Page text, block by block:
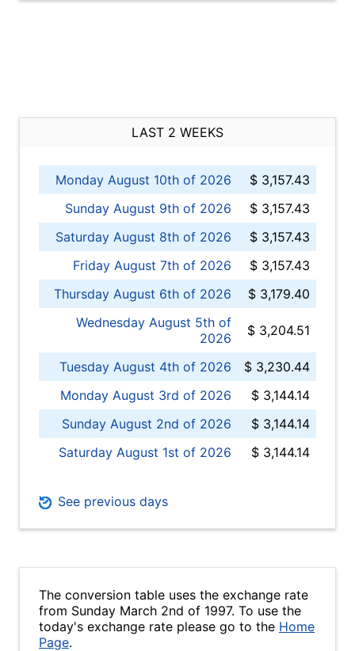
LAST 2 WEEKS
Monday August 10th of 2026
$ 3,157.43
Sunday August 9th of 2026
$ 3,157.43
Saturday August 8th of 2026
$ 3,157.43
Friday August 7th of 2026
$ 3,157.43
Thursday August 6th of 2026
$ 3,179.40
Wednesday August 5th of
2026
$ 3,204.51
Tuesday August 4th of 2026
$ 3,230.44
Monday August 3rd of 2026
$ 3,144.14
Sunday August 2nd of 2026
$ 3,144.14
Saturday August 1st of 2026
$ 3,144.14
See previous days
The conversion table uses the exchange rate
from Sunday March 2nd of 1997. To use the
today's exchange rate please go to the Home
Page.